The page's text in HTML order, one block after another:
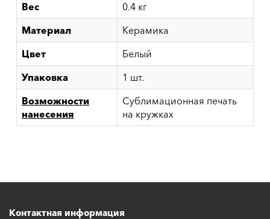
Вес
0.4 кг
Материал
Керамика
Цвет
Белый
Упаковка
1 шт.
Возможности
нанесения
Сублимационная печать
на кружках
Контактная информация